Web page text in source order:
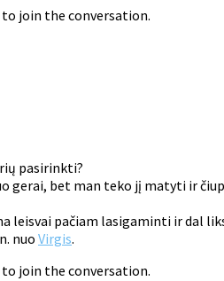
to join the conversation.
pasirinkti?
gerai, bet man teko jį matyti ir
leisvai pačiam lasigaminti ir dal
nuo Virgis.
to join the conversation.